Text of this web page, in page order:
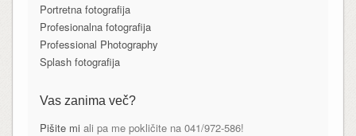
Portretna fotografija
Profesionalna fotografija
Professional Photography
Splash fotografija
Vas zanima več?
Pišite mi ali pa me pokličite na 041/972-586!